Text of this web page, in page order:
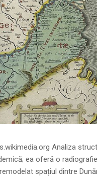
structurilor
ea oferă o
spațiul dintre